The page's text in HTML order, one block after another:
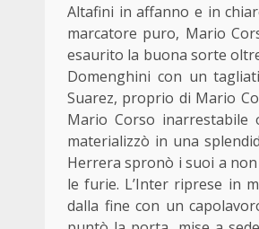
Altafini in affanno e in
marcatore puro, Mario
esaurito la buona sorte
Domenghini con un
Suarez, proprio di Mario
Mario Corso inarrestabile
materializzò in una
Herrera spronò i suoi a
le furie. L’Inter riprese in
dalla fine con un